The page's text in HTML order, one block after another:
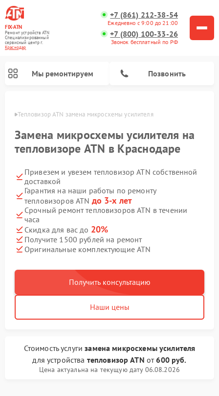
FIX-ATN
Ремонт устройств ATN
Специализированный
cервисный центр г.
Краснодар
+7 (861) 212-38-54
Ежедневно с 9:00 до 21:00
+7 (800) 100-33-26
Звонок бесплатный по РФ
Мы ремонтируем Позвонить
Тепловизор ATN замена микросхемы усилителя
Замена микросхемы усилителя на
тепловизоре ATN в Краснодаре
Привезем и увезем тепловизор ATN собственной
доставкой
Гарантия на наши работы по ремонту
тепловизоров ATN до 3-х лет
Срочный ремонт тепловизоров ATN в течении
часа
Скидка для вас до 20%
Получите 1500 рублей на ремонт
Оригинальные комплектующие ATN
Получить консультацию
Наши цены
Стоимость услугизамена микросхемы усилителя
для устройства тепловизор ATN от600 руб.
Цена актуальна на текущую дату 06.08.2026